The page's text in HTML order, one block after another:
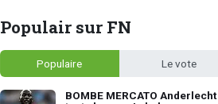
Populair sur FN
Populaire Le vote
BOMBE MERCATO Anderlecht